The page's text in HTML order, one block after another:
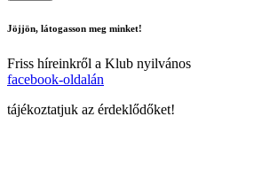
Jöjjön, látogasson meg minket!
Friss híreinkről a Klub nyilvános
facebook-oldalán
tájékoztatjuk az érdeklődőket!